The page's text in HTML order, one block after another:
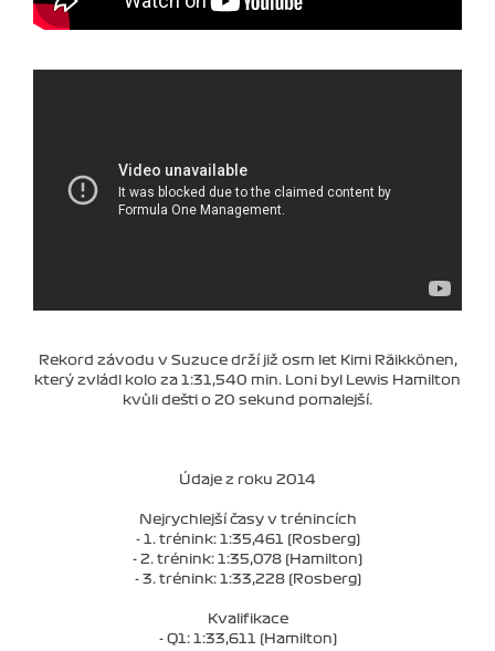
Rekord závodu v Suzuce drží již osm let Kimi Räikkönen,
který zvládl kolo za 1:31,540 min. Loni byl Lewis Hamilton
kvůli dešti o 20 sekund pomalejší.
Údaje z roku 2014
Nejrychlejší časy v trénincích
- 1. trénink: 1:35,461 (Rosberg)
- 2. trénink: 1:35,078 (Hamilton)
- 3. trénink: 1:33,228 (Rosberg)
Kvalifikace
- Q1: 1:33,611 (Hamilton)